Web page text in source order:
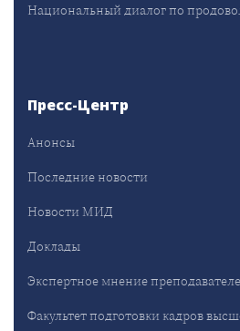
Национальный диалог по
Пресс-Центр
Анонсы
Последние новости
Новости МИД
Доклады
Экспертное мнение
Факультет подготовки кадров